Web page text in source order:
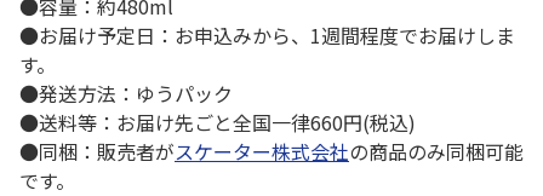
●容量：約480ml
●お届け予定日：お申込みから、1週間程度でお届けしま
す。
●発送方法：ゆうパック
●送料等：お届け先ごと全国一律660円(税込)
●同梱：販売者がスケーター株式会社の商品のみ同梱可能
です。